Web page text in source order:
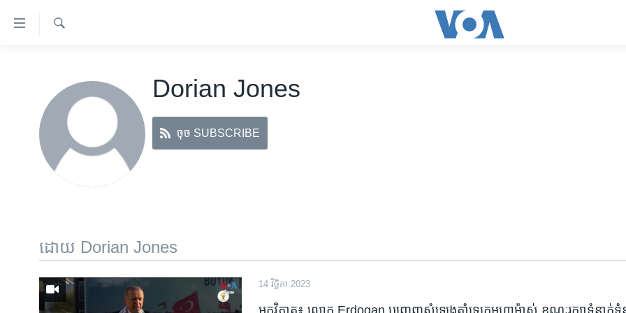
ទៅ​
អាមេរិក
ហេឡូវីអូអេ
ទូរទស្សន៍ / វីដេអូ​
វិទ្យុ / ផតខាសថ៍
កម្មវិធីទាំងអស់
Dorian Jones
ចុច SUBSCRIBE
ដោយ Dorian Jones
14 វិច្ឆិកា 2023
អ្នកវិភាគ៖ លោក Erdogan បញ្ចេញ​សំឡេង​គាំទ្រ​ក្រុម​ហាម៉ាស់ ខណៈ​រក្សា​ទំនាក់